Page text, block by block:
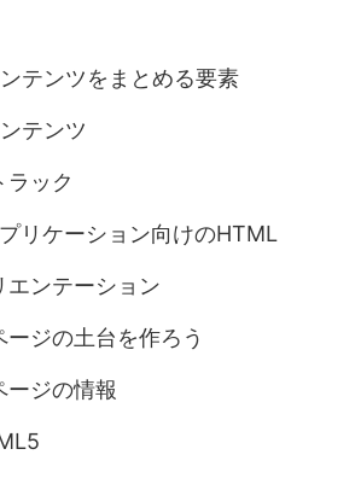
テンツをまとめる要素
テンツ
ラック
リケーション向けのHTML
エンテーション
ージの土台を作ろう
ージの情報